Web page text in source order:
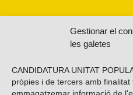
Gestionar el
les galetes
CANDIDATURA UNITAT
pròpies i de tercers amb